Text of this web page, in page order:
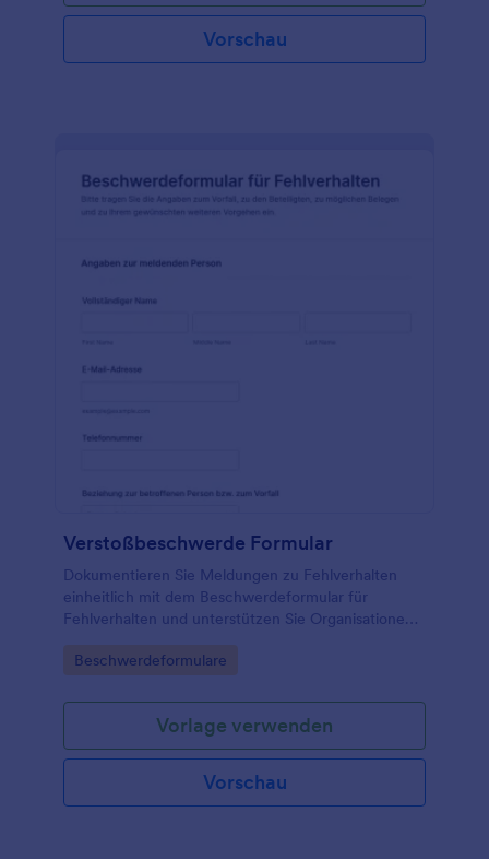
Vorschau
Verstoßbeschwerde Formular
Dokumentieren Sie Meldungen zu Fehlverhalten
einheitlich mit dem Beschwerdeformular für
Fehlverhalten und unterstützen Sie Organisationen
anonym zu ermöglichen und intern geordnet
Go to Category:
Beschwerdeformulare
Vorlage verwenden
Vorschau